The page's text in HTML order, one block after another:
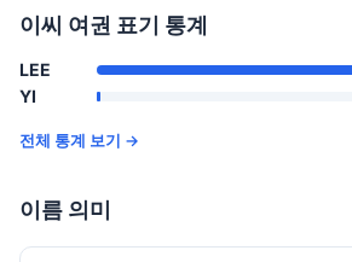
이씨 여권 표기 통계
LEE
YI
전체 통계 보기 →
이름 의미